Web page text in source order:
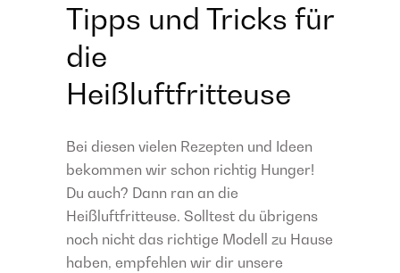
Tipps und Tricks für
die
Heißluftfritteuse
Bei diesen vielen Rezepten und Ideen
bekommen wir schon richtig Hunger!
Du auch? Dann ran an die
Heißluftfritteuse. Solltest du übrigens
noch nicht das richtige Modell zu Hause
haben, empfehlen wir dir unsere